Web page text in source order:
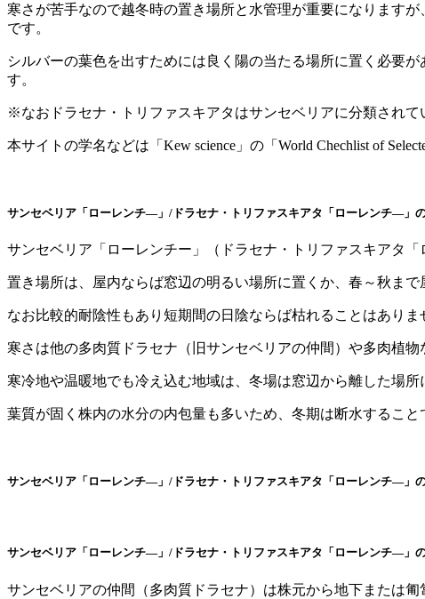
寒さが苦手なので越冬時の置き場所と水管理が重要になります
です。
シルバーの葉色を出すためには良く陽の当たる場所に置く必要
す。
※なおドラセナ・トリファスキアタはサンセベリアに分類され
本サイトの学名などは「Kew science」の「World Chechlist of
サンセベリア「ローレンチ―」/ドラセナ・トリファスキアタ「ローレンチ―」
サンセベリア「ローレンチー」（ドラセナ・トリファスキアタ
置き場所は、屋内ならば窓辺の明るい場所に置くか、春～秋まで
なお比較的耐陰性もあり短期間の日陰ならば枯れることはあり
寒さは他の多肉質ドラセナ（旧サンセベリアの仲間）や多肉植
寒冷地や温暖地でも冷え込む地域は、冬場は窓辺から離した場所
葉質が固く株内の水分の内包量も多いため、冬期は断水すること
サンセベリア「ローレンチ―」/ドラセナ・トリファスキアタ「ローレンチ―」
サンセベリア「ローレンチ―」/ドラセナ・トリファスキアタ「ローレンチ―」
サンセベリアの仲間（多肉質ドラセナ）は株元から地下または